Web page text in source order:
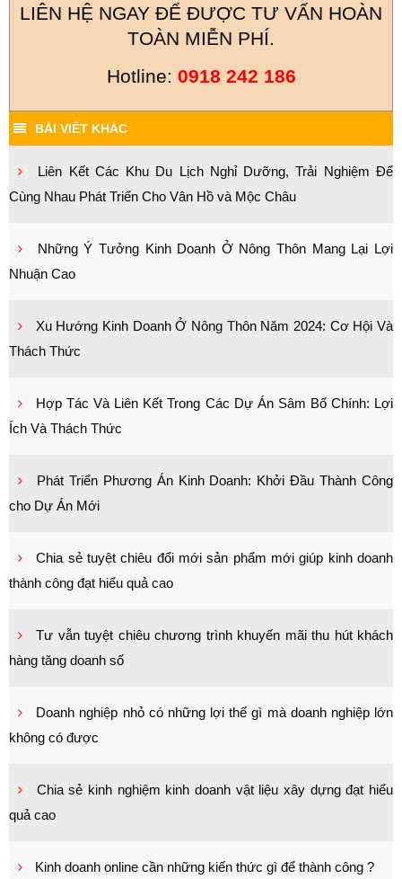
LIÊN HỆ NGAY ĐỂ ĐƯỢC TƯ VẤN HOÀN
TOÀN MIỄN PHÍ.
Hotline: 0918 242 186
BÀI VIẾT KHÁC
Liên Kết Các Khu Du Lịch Nghỉ Dưỡng, Trải Nghiệm Để
Cùng Nhau Phát Triển Cho Vân Hồ và Mộc Châu
Những Ý Tưởng Kinh Doanh Ở Nông Thôn Mang Lại Lợi
Nhuận Cao
Xu Hướng Kinh Doanh Ở Nông Thôn Năm 2024: Cơ Hội Và
Thách Thức
Hợp Tác Và Liên Kết Trong Các Dự Án Sâm Bố Chính: Lợi
Ích Và Thách Thức
Phát Triển Phương Án Kinh Doanh: Khởi Đầu Thành Công
cho Dự Án Mới
Chia sẻ tuyệt chiêu đổi mới sản phẩm mới giúp kinh doanh
thành công đạt hiểu quả cao
Tư vẫn tuyệt chiêu chương trình khuyến mãi thu hút khách
hàng tăng doanh số
Doanh nghiệp nhỏ có những lợi thế gì mà doanh nghiệp lớn
không có được
Chia sẻ kinh nghiệm kinh doanh vật liệu xây dựng đạt hiểu
quả cao
Kinh doanh online cần những kiến thức gì để thành công ?